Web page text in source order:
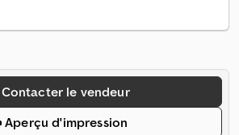
Contacter le vendeur
Aperçu d'impression